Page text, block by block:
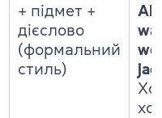
+ підмет +
дієслово
(формальний
стиль)